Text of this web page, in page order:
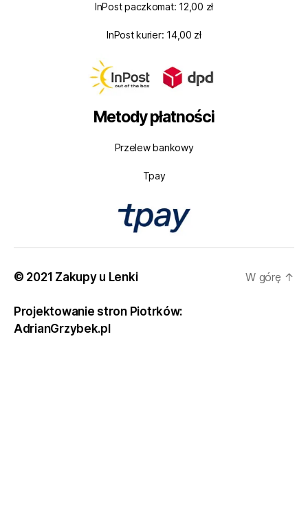
InPost paczkomat: 12,00 zł
InPost kurier: 14,00 zł
Metody płatności
Przelew bankowy
Tpay
© 2021 Zakupy u Lenki
Projektowanie stron Piotrków:
AdrianGrzybek.pl
W górę ↑